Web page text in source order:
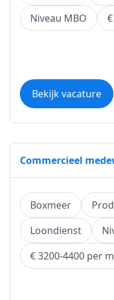
Niveau MBO
Bekijk vacature
Commercieel
Boxmeer
Loondienst
€ 3200-4400 per